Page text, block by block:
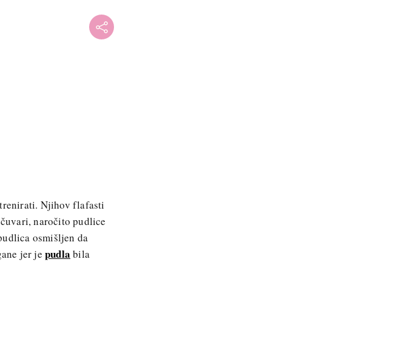
Njihov flafasti
naročito pudlice
osmišljen da
jer je pudla bila